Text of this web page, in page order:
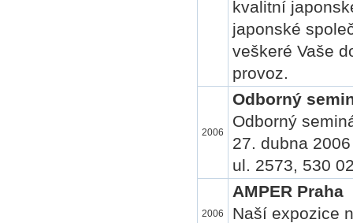
kvalitní
japonské
veškeré Vaše
provoz.
2006
Odborný
Odborný
27. dubna
ul. 2573, 530
2006
AMPER Praha
Naší expozice